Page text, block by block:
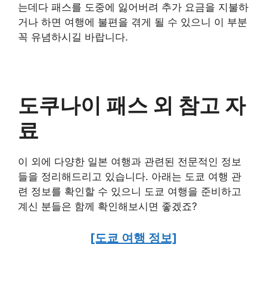
는데다 패스를 도중에 잃어버려 추가 요금을 지불하
거나 하면 여행에 불편을 겪게 될 수 있으니 이 부분
꼭 유념하시길 바랍니다.
도쿠나이 패스 외 참고 자
료
이 외에 다양한 일본 여행과 관련된 전문적인 정보
들을 정리해드리고 있습니다. 아래는 도쿄 여행 관
련 정보를 확인할 수 있으니 도쿄 여행을 준비하고
계신 분들은 함께 확인해보시면 좋겠죠?
[도쿄 여행 정보]